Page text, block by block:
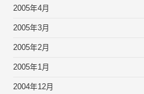
2005年4月
2005年3月
2005年2月
2005年1月
2004年12月